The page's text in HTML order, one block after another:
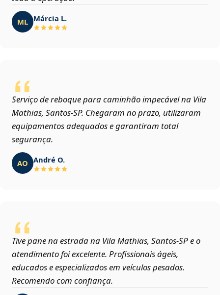
ML Márcia L.
Serviço de reboque para caminhão impecável na Vila
Mathias, Santos‑SP. Chegaram no prazo, utilizaram
equipamentos adequados e garantiram total
segurança.
AO André O.
Tive pane na estrada na Vila Mathias, Santos‑SP e o
atendimento foi excelente. Profissionais ágeis,
educados e especializados em veículos pesados.
Recomendo com confiança.